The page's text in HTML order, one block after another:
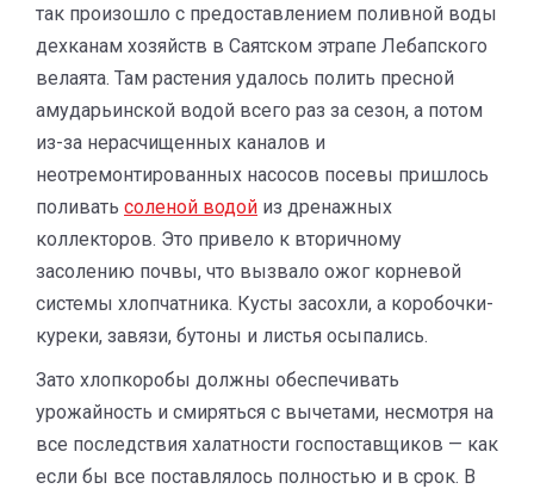
так произошло с предоставлением поливной воды
дехканам хозяйств в Саятском этрапе Лебапского
велаята. Там растения удалось полить пресной
амударьинской водой всего раз за сезон, а потом
из-за нерасчищенных каналов и
неотремонтированных насосов посевы пришлось
поливать соленой водой из дренажных
коллекторов. Это привело к вторичному
засолению почвы, что вызвало ожог корневой
системы хлопчатника. Кусты засохли, а коробочки-
куреки, завязи, бутоны и листья осыпались.
Зато хлопкоробы должны обеспечивать
урожайность и смиряться с вычетами, несмотря на
все последствия халатности госпоставщиков — как
если бы все поставлялось полностью и в срок. В